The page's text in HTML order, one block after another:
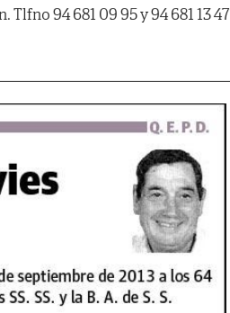
94 681 09 95 y 94 681 13 47